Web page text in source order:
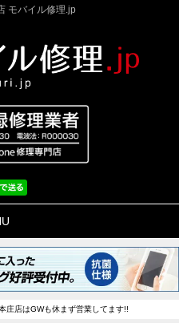
モバイル修理.jp
庄店はGWも休まず営業してます!!